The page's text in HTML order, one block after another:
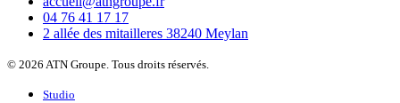
04 76 41 17 17
2 allée des mitailleres 38240 Meylan
© 2026 ATN Groupe. Tous droits réservés.
Studio